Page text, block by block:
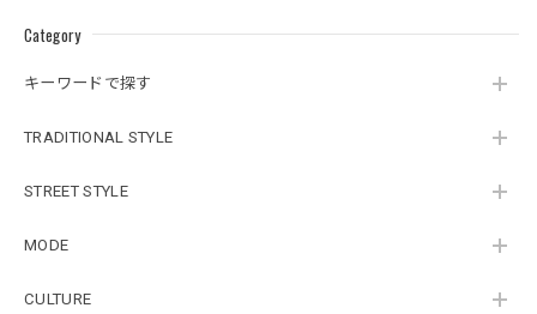
Category
キーワードで探す
TRADITIONAL STYLE
STREET STYLE
MODE
CULTURE